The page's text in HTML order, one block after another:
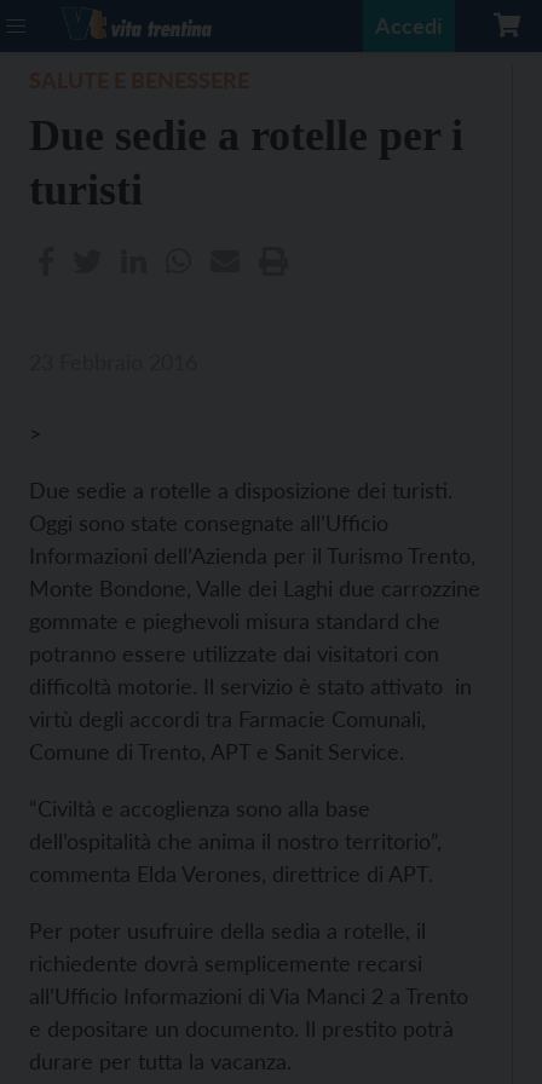
Accedi
Due sedie a rotelle per i
turisti
>
Due sedie a rotelle a disposizione dei turisti.
Oggi sono state consegnate all’Ufficio
Informazioni dell’Azienda per il Turismo Trento,
Monte Bondone, Valle dei Laghi due carrozzine
gommate e pieghevoli misura standard che
potranno essere utilizzate dai visitatori con
difficoltà motorie. Il servizio è stato attivato in
virtù degli accordi tra Farmacie Comunali,
Comune di Trento, APT e Sanit Service.
“Civiltà e accoglienza sono alla base
dell’ospitalità che anima il nostro territorio”,
commenta Elda Verones, direttrice di APT.
Per poter usufruire della sedia a rotelle, il
richiedente dovrà semplicemente recarsi
all’Ufficio Informazioni di Via Manci 2 a Trento
e depositare un documento. Il prestito potrà
durare per tutta la vacanza.